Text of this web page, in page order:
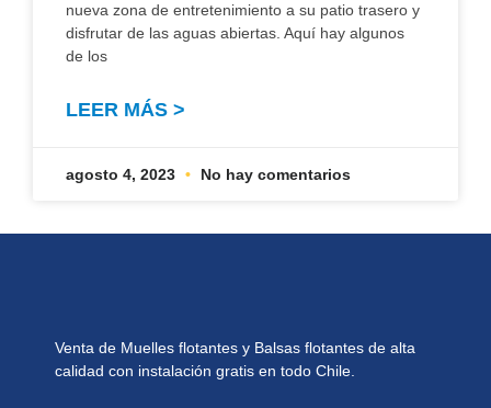
nueva zona de entretenimiento a su patio trasero y
disfrutar de las aguas abiertas. Aquí hay algunos
de los
LEER MÁS >
agosto 4, 2023 No hay comentarios
Venta de Muelles flotantes y Balsas flotantes de alta
calidad con instalación gratis en todo Chile.